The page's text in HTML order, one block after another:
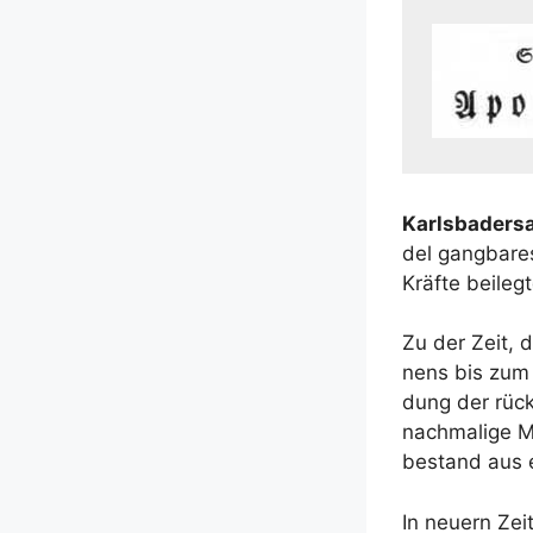
del
Kräf­te
Zu der Zeit,
nens bis
dung der
nach­ma­li­ge
bestand aus
In neu­ern